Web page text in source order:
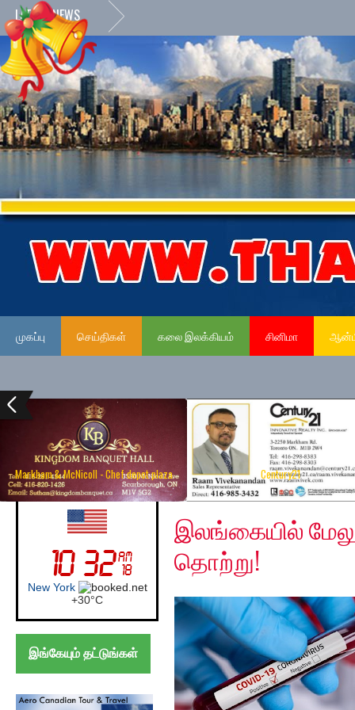
LATEST NEWS
முகப்பு செய்திகள் கலை இலக்கியம் சினிமா
Markham & McNicoll - Chef depot plaza Century21
UK (London)
London
+24°C
இங்கேயும் தட்டுங்கள்
Thursday, May 14,
இலங்கையில்
தொற்று!